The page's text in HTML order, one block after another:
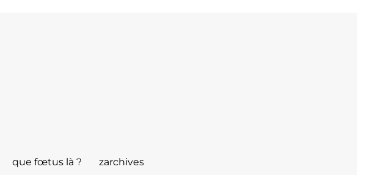
que fœtus là ? zarchives